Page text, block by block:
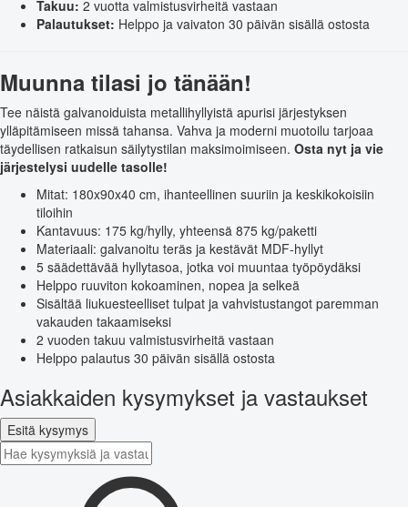
Takuu: 2 vuotta valmistusvirheitä vastaan
Palautukset: Helppo ja vaivaton 30 päivän sisällä ostosta
Muunna tilasi jo tänään!
Tee näistä galvanoiduista metallihyllyistä apurisi järjestyksen
ylläpitämiseen missä tahansa. Vahva ja moderni muotoilu tarjoaa
täydellisen ratkaisun säilytystilan maksimoimiseen. Osta nyt ja vie
järjestelysi uudelle tasolle!
Mitat: 180x90x40 cm, ihanteellinen suuriin ja keskikokoisiin
tiloihin
Kantavuus: 175 kg/hylly, yhteensä 875 kg/paketti
Materiaali: galvanoitu teräs ja kestävät MDF-hyllyt
5 säädettävää hyllytasoa, jotka voi muuntaa työpöydäksi
Helppo ruuviton kokoaminen, nopea ja selkeä
Sisältää liukuesteelliset tulpat ja vahvistustangot paremman
vakauden takaamiseksi
2 vuoden takuu valmistusvirheitä vastaan
Helppo palautus 30 päivän sisällä ostosta
Asiakkaiden kysymykset ja vastaukset
Esitä kysymys